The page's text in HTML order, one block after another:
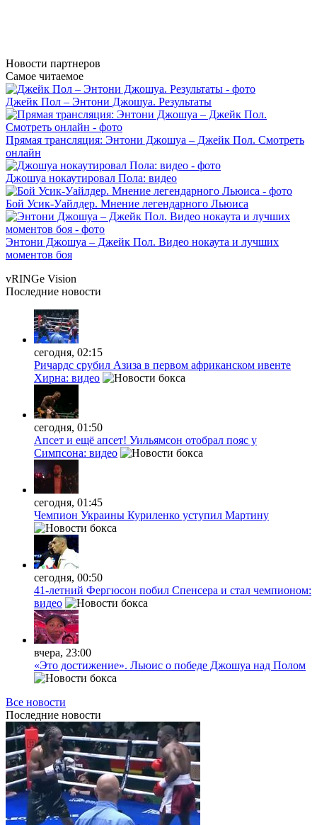
Новости партнеров
Самое читаемое
Джейк Пол – Энтони Джошуа. Результаты
Прямая трансляция: Энтони Джошуа – Джейк Пол. Смотреть
онлайн
Джошуа нокаутировал Пола: видео
Бой Усик-Уайлдер. Мнение легендарного Льюиса
Энтони Джошуа – Джейк Пол. Видео нокаута и лучших
моментов боя
vRINGe Vision
Последние новости
сегодня, 02:15
Ричардс срубил Азиза в первом африканском ивенте
Хирна: видео
сегодня, 01:50
Апсет и ещё апсет! Уильямсон отобрал пояс у
Симпсона: видео
сегодня, 01:45
Чемпион Украины Куриленко уступил Мартину
сегодня, 00:50
41-летний Фергюсон побил Спенсера и стал чемпионом:
видео
вчера, 23:00
«Это достижение». Льюис о победе Джошуа над Полом
Все новости
Последние новости